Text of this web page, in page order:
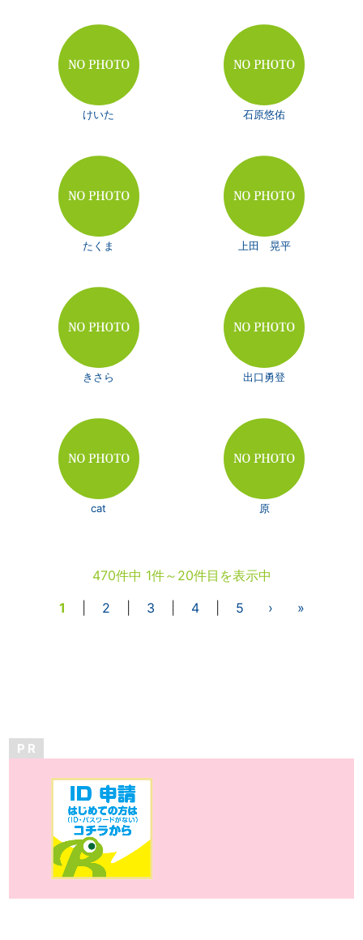
けいた 石原悠佑
たくま 上田 晃平
きさら 出口勇登
cat 原
470件中 1件～20件目を表示中
1
2 3 4| 5 › »
P R